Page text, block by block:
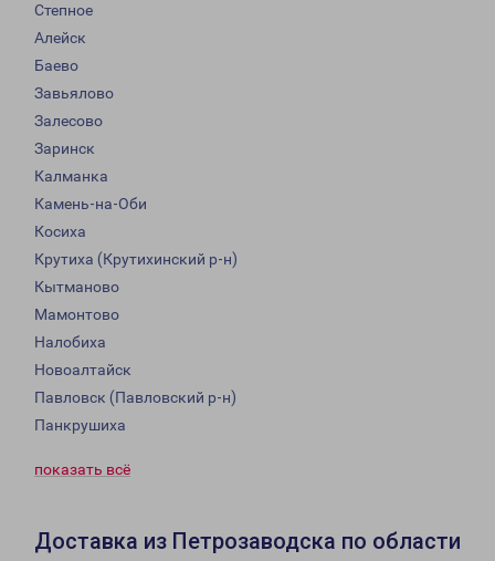
Степное
Алейск
Баево
Завьялово
Залесово
Заринск
Калманка
Камень-на-Оби
Косиха
Крутиха (Крутихинский р-н)
Кытманово
Мамонтово
Налобиха
Новоалтайск
Павловск (Павловский р-н)
Панкрушиха
показать всё
Доставка из Петрозаводска по области